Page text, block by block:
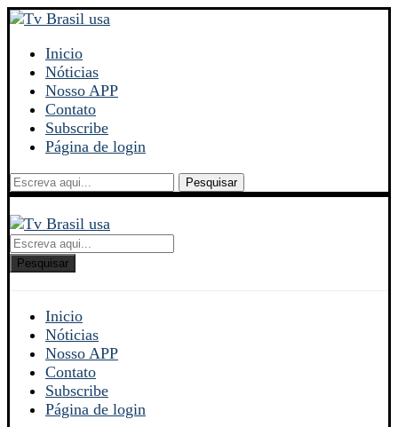
Inicio
Nóticias
Nosso APP
Contato
Subscribe
Página de login
Pesquisar
Pesquisar
Inicio
Nóticias
Nosso APP
Contato
Subscribe
Página de login